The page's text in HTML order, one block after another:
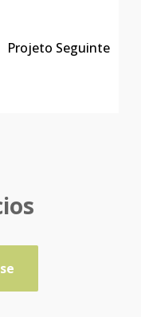
Projeto Seguinte